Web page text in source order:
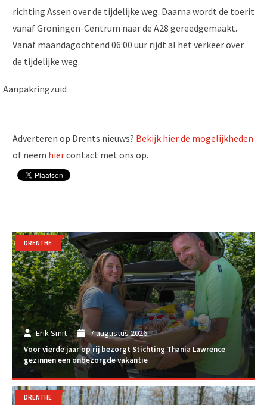
richting Assen over de tijdelijke weg. Daarna wordt de toerit
vanaf Groningen-Centrum naar de A28 gereedgemaakt.
Vanaf maandagochtend 06:00 uur rijdt al het verkeer over
de tijdelijke weg.
Aanpakringzuid
Adverteren op Drents nieuws? Bekijk hier de mogelijkheden
of neem hiercontact met ons op.
Erik Smit 7 augustus 2026
Voor vierde jaar op rij bezorgt Stichting Thania Lawrence
gezinnen een onbezorgde vakantie
DRENTHE
DRENTHE